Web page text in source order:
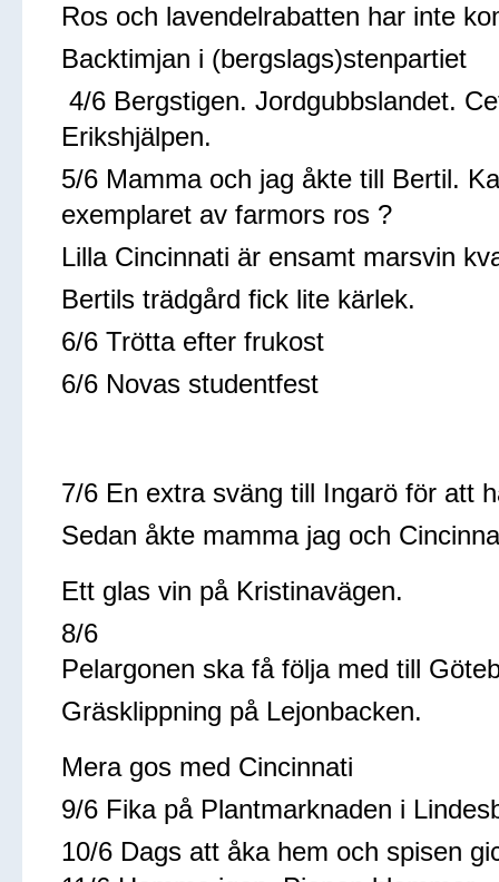
Ros och lavendelrabatten har inte
Backtimjan i (bergslags)stenpartiet
4/6 Bergstigen. Jordgubbslandet.
Erikshjälpen.
5/6 Mamma och jag åkte till Bertil.
exemplaret av farmors ros ?
Lilla Cincinnati är ensamt marsvin
Bertils trädgård fick lite kärlek.
6/6 Trötta efter frukost
6/6 Novas studentfest
7/6 En extra sväng till Ingarö för att
Sedan åkte mamma jag och
Ett glas vin på Kristinavägen.
8/6
Pelargonen ska få följa med till
Gräsklippning på Lejonbacken.
Mera gos med Cincinnati
9/6 Fika på Plantmarknaden i
10/6 Dags att åka hem och spisen